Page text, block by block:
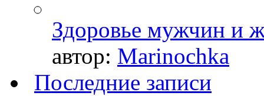
Здоровье мужчин и
автор: Marinochka
Последние записи